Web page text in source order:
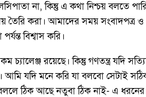
না, কিন্তু এ কথা নিশ্চয় বলতে
করা। আমাদের সময় সংবাদপত্র ও
বিশ্বাস করি।
রয়েছে। কিন্তু গণতন্ত্র যদি
আমি যদি মনে করি যা বলবো সেটাই
আছে নতুবা ঠিক নাই- এ ধরনের